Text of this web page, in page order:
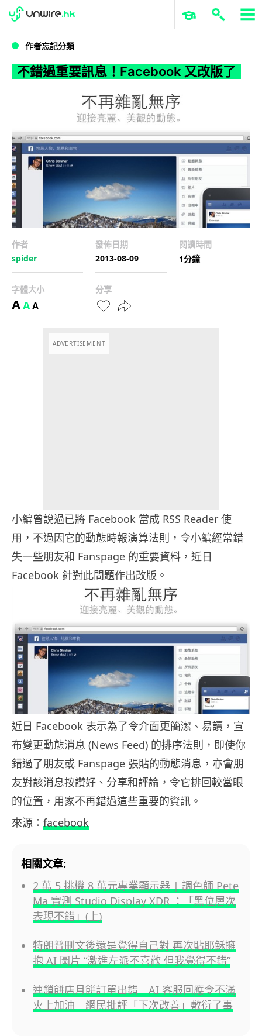
不錯過重要訊息！Facebook 又改版了
WWDC 2026 ERP 與商業 AI
作者忘記分類
不錯過重要訊息！Facebook 又改版了
作者
spider
發佈日期
2013-08-09
閱讀時間
1分鐘
字體大小
AAA
分享
ADVERTISEMENT
小編曾說過已將 Facebook 當成 RSS Reader 使
用，不過因它的動態時報演算法則，令小編經常錯
失一些朋友和 Fanspage 的重要資料，近日
Facebook 針對此問題作出改版。
近日 Facebook 表示為了令介面更簡潔、易讀，宣
布變更動態消息 (News Feed) 的排序法則，即使你
錯過了朋友或 Fanspage 張貼的動態消息，亦會朋
友對該消息按讚好、分享和評論，令它排回較當眼
的位置，用家不再錯過這些重要的資訊。
來源： facebook
相關文章:
2 萬 5 挑機 8 萬元專業顯示器 | 調色師 Pete
Ma 實測 Studio Display XDR ：「黑位層次
表現不錯」(上)
特朗普刪文後還是覺得自己對 再次貼耶穌擁
抱 AI 圖片 “激進左派不喜歡 但我覺得不錯”
連鎖餅店月餅訂單出錯 AI 客服回應令不滿
火上加油 網民批評「下次改善」敷衍了事